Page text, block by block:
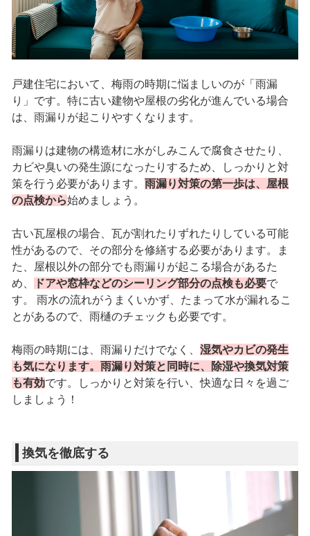
戸建住宅において、梅雨の時期に悩ましいのが「雨漏
り」です。特に古い建物や屋根の劣化が進んでいる場合
は、雨漏りが起こりやすくなります。
雨漏りは建物の構造材に水がしみこんで腐食させたり、
カビや臭いの発生源になったりするため、しっかりと対
策を行う必要があります。 雨漏り対策の第一歩は、屋根
の点検から始めましょう。
古い瓦屋根の場合、瓦が割れたりずれたりしている可能
性があるので、その部分を修繕する必要があります。ま
た、屋根以外の部分でも雨漏りが起こる場合があるた
め、
ドアや窓枠などのシーリング部分の点検も必要で
す。 雨水の流れがうまくいかず、たまって水が漏れるこ
とがあるので、雨樋のチェックも必要です。
梅雨の時期には、雨漏りだけでなく、 湿気やカビの発生
も気になります。雨漏り対策と同時に、除湿や換気対策
も有効です。しっかりと対策を行い、快適な日々を過ご
しましょう！
換気を徹底する